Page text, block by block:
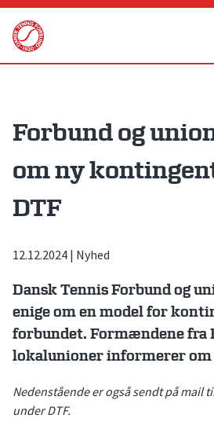
Skip
content
Forbund og
om ny
DTF
12.12.2024 | Nyhed
Dansk Tennis Forbund og
enige om en model for
forbundet. Formændene fra
lokalunioner informerer om
Nedenstående er også sendt på mail
under DTF.